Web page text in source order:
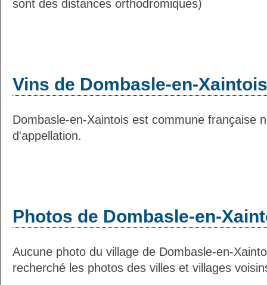
sont des distances orthodromiques)
Vins de Dombasle-en-Xaintois
Dombasle-en-Xaintois est commune française
d'appellation.
Photos de Dombasle-en-
Aucune photo du village de Dombasle-en-
recherché les photos des villes et villages